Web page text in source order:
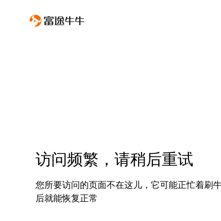
访问频繁，请稍后重试
您所要访问的页面不在这儿，它可能正忙着刷
后就能恢复正常